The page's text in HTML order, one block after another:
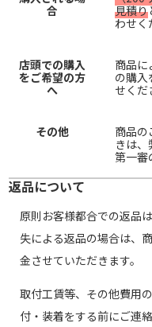
合
見積り
わせく
店頭での購入
をご希望の方
へ
商品に
の購入
せくだ
その他
商品の
きは
第一審
返品について
原則お客様都合での返品
失による返品の場合は、
金させていただきます。
取付工賃等、その他費用
付・装着をする前にご連